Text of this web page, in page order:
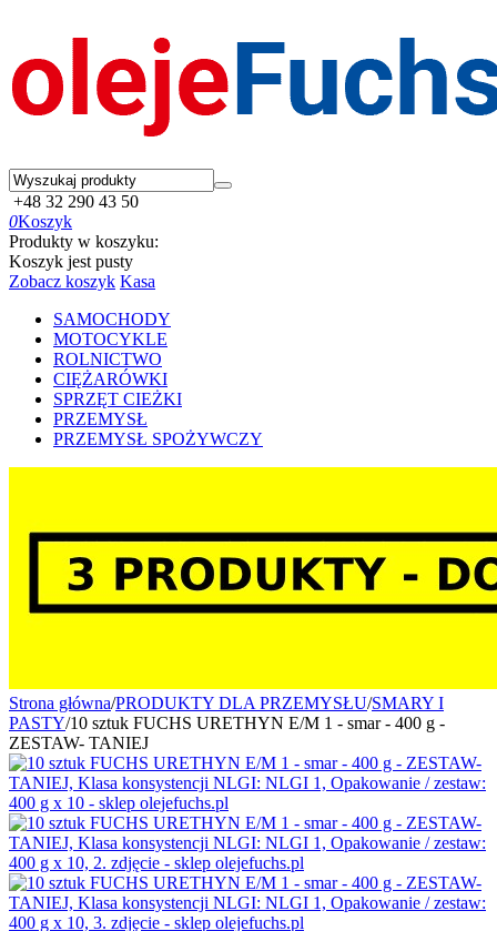
+48 32 290 43 50
0Koszyk
Produkty w koszyku:
Koszyk jest pusty
Zobacz koszyk Kasa
SAMOCHODY
MOTOCYKLE
ROLNICTWO
CIĘŻARÓWKI
SPRZĘT CIEŻKI
PRZEMYSŁ
PRZEMYSŁ SPOŻYWCZY
Strona główna/PRODUKTY DLA PRZEMYSŁU/SMARY I
PASTY/10 sztuk FUCHS URETHYN E/M 1 - smar - 400 g -
ZESTAW- TANIEJ